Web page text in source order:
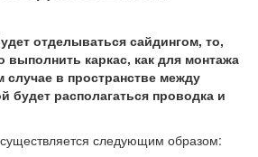
отделываться сайдингом, то,
выполнить каркас, как для монтажа
случае в пространстве между
будет располагаться проводка и
следующим образом: